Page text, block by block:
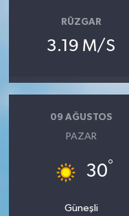
RÜZGAR
3.19 M/S
09 AĞUSTOS
PAZAR
30°
Güneşli